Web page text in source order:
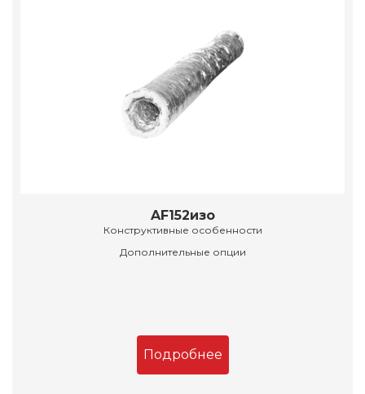
AF152изо
Конструктивные особенности
Дополнительные опции
Подробнее